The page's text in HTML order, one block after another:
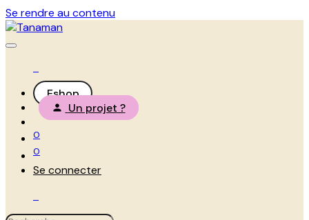
Se rendre au contenu
Eshop
Un projet ?
0
0
Se connecter